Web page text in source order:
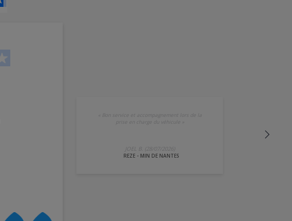
Bon service et accompagnement lors de la
prise en charge du véhicule»
JOEL B. (28/07/2026)
REZE - MIN DE NANTES